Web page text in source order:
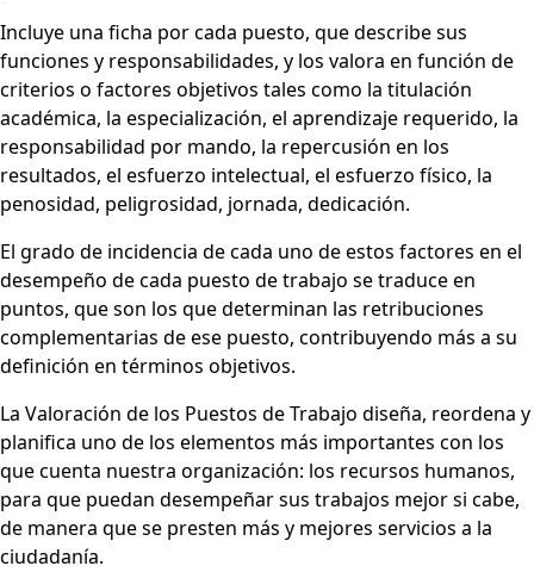
Incluye una ficha por cada puesto, que describe sus
funciones y responsabilidades, y los valora en función de
criterios o factores objetivos tales como la titulación
académica, la especialización, el aprendizaje requerido, la
responsabilidad por mando, la repercusión en los
resultados, el esfuerzo intelectual, el esfuerzo físico, la
penosidad, peligrosidad, jornada, dedicación.
El grado de incidencia de cada uno de estos factores en el
desempeño de cada puesto de trabajo se traduce en
puntos, que son los que determinan las retribuciones
complementarias de ese puesto, contribuyendo más a su
definición en términos objetivos.
La Valoración de los Puestos de Trabajo diseña, reordena y
planifica uno de los elementos más importantes con los
que cuenta nuestra organización: los recursos humanos,
para que puedan desempeñar sus trabajos mejor si cabe,
de manera que se presten más y mejores servicios a la
ciudadanía.